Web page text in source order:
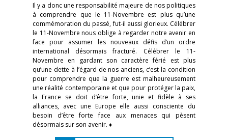
Il y a donc une responsabilité majeure de nos politiques
à comprendre que le 11-Novembre est plus qu’une
commémoration du passé, fut-il aussi glorieux. Célébrer
le 11-Novembre nous oblige à regarder notre avenir en
face pour assumer les nouveaux défis d’un ordre
international désormais fracturé. Célébrer le 11-
Novembre en gardant son caractère férié est plus
qu’une dette à l’égard de nos anciens, c’est la condition
pour comprendre que la guerre est malheureusement
une réalité contemporaine et que pour protéger la paix,
la France se doit d’être forte, unie et fidèle à ses
alliances, avec une Europe elle aussi consciente du
besoin d’être forte face aux menaces qui pèsent
désormais sur son avenir. ♦